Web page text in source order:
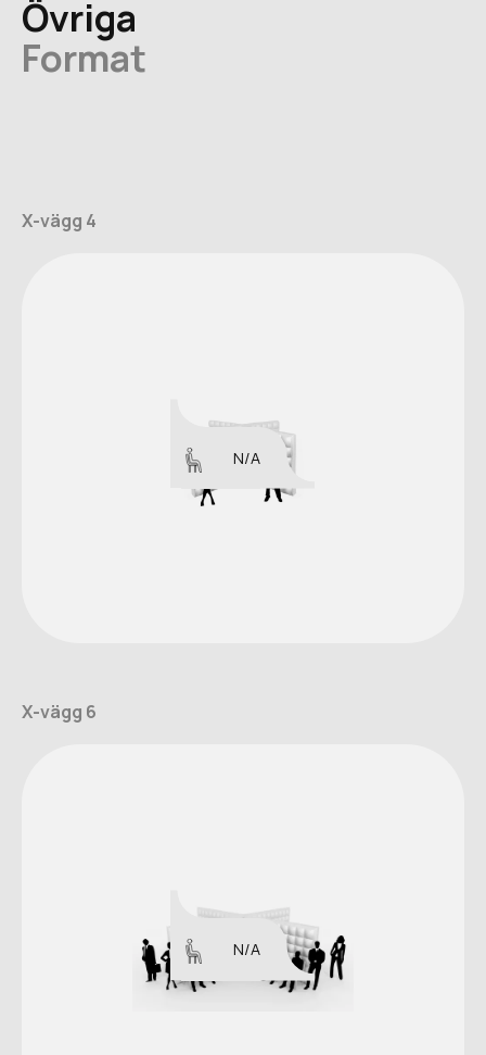
Övriga
Format
X-vägg 4
N/A
X-vägg 6
N/A